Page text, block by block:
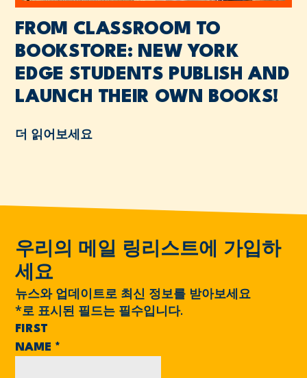
FROM CLASSROOM TO
BOOKSTORE: NEW YORK
EDGE STUDENTS PUBLISH AND
LAUNCH THEIR OWN BOOKS!
더 읽어보세요
우리의 메일 링리스트에 가입하
세요
뉴스와 업데이트로 최신 정보를 받아보세요
*로 표시된 필드는 필수입니다.
FIRST
NAME *